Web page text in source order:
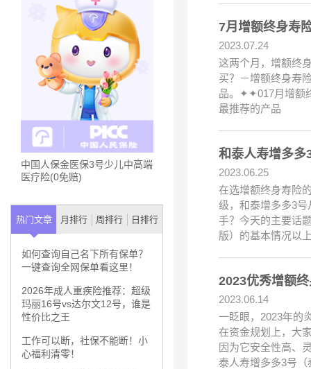
中国人保金医保3号少儿中高端
医疗险(0免赔)
热门文章 月排行 周排行 日排行
如何查询自己名下所有保单？
一键查询全网保单看这里！
2026年成人重疾险推荐：超级
玛丽16号vs达尔文12号，谁是
性价比之王
工作可以断，社保不能断！小
心福利清零！
7月增额终身寿
2023.07.24
这两个月，增额终
买？－增额终身寿
品。✦✦017月增额
最推荐的产品
和泰人寿增多多
2023.06.25
在选增额终身寿险
级，和泰增多多3
手？今天的主要话
版）的基本情况以
2023优秀增额
2023.06.14
一眨眼，2023年的
在资金规划上，大
因为它安全性高、
泰人寿增多多3号（